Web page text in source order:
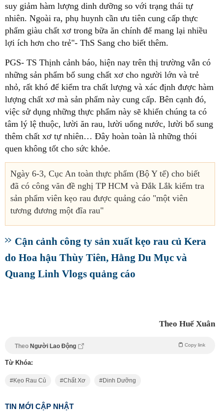
suy giảm hàm lượng dinh dưỡng so với trạng thái tự
nhiên. Ngoài ra, phụ huynh cần ưu tiên cung cấp thực
phẩm giàu chất xơ trong bữa ăn chính để mang lại nhiều
lợi ích hơn cho trẻ"- ThS Sang cho biết thêm.
PGS- TS Thịnh cảnh báo, hiện nay trên thị trường vẫn có
những sản phẩm bổ sung chất xơ cho người lớn và trẻ
nhỏ, rất khó để kiểm tra chất lượng và xác định được hàm
lượng chất xơ mà sản phẩm này cung cấp. Bên cạnh đó,
việc sử dụng những thực phẩm này sẽ khiến chúng ta có
tâm lý lệ thuộc, lười ăn rau, lười uống nước, lười bổ sung
thêm chất xơ tự nhiên… Đây hoàn toàn là những thói
quen không tốt cho sức khỏe.
Ngày 6-3, Cục An toàn thực phẩm (Bộ Y tế) cho biết
đã có công văn đề nghị TP HCM và Đắk Lắk kiểm tra
sản phẩm viên kẹo rau được quảng cáo "một viên
tương đương một đĩa rau"
Cận cảnh công ty sản xuất kẹo rau củ Kera
do Hoa hậu Thùy Tiên, Hằng Du Mục và
Quang Linh Vlogs quảng cáo
Theo Huế Xuân
Theo Người Lao Động Copy link
Từ Khóa:
Kẹo Rau Củ Chất Xơ Dinh Dưỡng
TIN MỚI CẬP NHẬT